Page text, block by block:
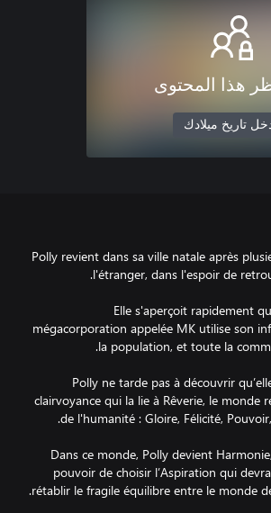
هذا المحتوى
تاريخ ميلادك
Polly revient dans sa ville natale après
Elle s'aperçoit rapidement
mégacorporation appelée MK utilise son
Polly ne tarde pas à découvrir
clairvoyance qui la lie à Rêverie, le monde
Dans ce monde, Polly devient
pouvoir de choisir l’Aspiration qui
rétablir le fragile équilibre entre le monde des divinités et le nôtre.